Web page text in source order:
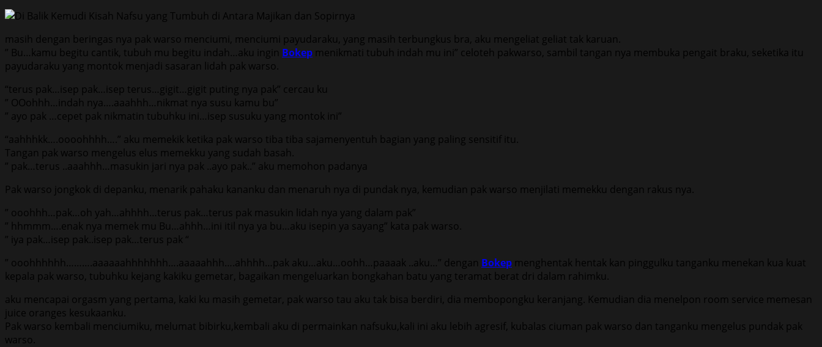
masih dengan beringas nya pak warso menciumi, menciumi payudaraku, yang masih terbungkus bra, aku mengeliat geliat tak karuan.
” Bu…kamu begitu cantik, tubuh mu begitu indah…aku ingin Bokep menikmati tubuh indah mu ini” celoteh pakwarso, sambil tangan nya membuka pengait braku, seketika itu
payudaraku yang montok menjadi sasaran lidah pak warso.
“terus pak…isep pak…isep terus…gigit…gigit puting nya pak” cercau ku
” OOohhh…indah nya….aaahhh…nikmat nya susu kamu bu”
” ayo pak …cepet pak nikmatin tubuhku ini…isep susuku yang montok ini”
“aahhhkk….oooohhhh….” aku memekik ketika pak warso tiba tiba sajamenyentuh bagian yang paling sensitif itu.
Tangan pak warso mengelus elus memekku yang sudah basah.
” pak…terus ..aaahhh…masukin jari nya pak ..ayo pak..” aku memohon padanya
Pak warso jongkok di depanku, menarik pahaku kananku dan menaruh nya di pundak nya, kemudian pak warso menjilati memekku dengan rakus nya.
” ooohhh…pak…oh yah…ahhhh…terus pak…terus pak masukin lidah nya yang dalam pak”
” hhmmm….enak nya memek mu Bu…ahhh…ini itil nya ya bu…aku isepin ya sayang” kata pak warso.
” iya pak…isep pak..isep pak…terus pak “
” ooohhhhhh……….aaaaaahhhhhhh….aaaaahhh….ahhhh…pak aku…aku…oohh…paaaak ..aku…” dengan Bokep menghentak hentak kan pinggulku tanganku menekan kua kuat
kepala pak warso, tubuhku kejang kakiku gemetar, bagaikan mengeluarkan bongkahan batu yang teramat berat dri dalam rahimku.
aku mencapai orgasm yang pertama, kaki ku masih gemetar, pak warso tau aku tak bisa berdiri, dia membopongku keranjang. Kemudian dia menelpon room service memesan
juice oranges kesukaanku.
Pak warso kembali menciumiku, melumat bibirku,kembali aku di permainkan nafsuku,kali ini aku lebih agresif, kubalas ciuman pak warso dan tanganku mengelus pundak pak
warso.